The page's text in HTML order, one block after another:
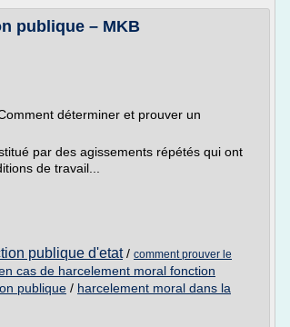
publique – MKB
déterminer et prouver un
par des agissements répétés qui ont
de travail...
publique d'etat/ comment prouver le
cas de harcelement moral fonction
publique / harcelement moral dans la